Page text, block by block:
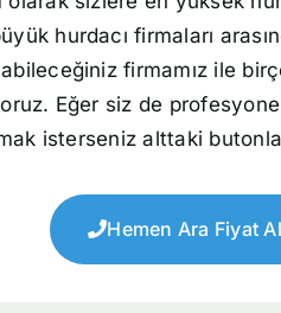
hurdacı firmaları
firmamız ile
Eğer siz de
isterseniz alttaki
Hemen Ara Fiyat Al